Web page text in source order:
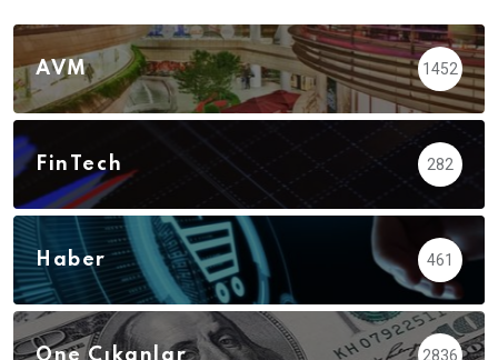
AVM 1452
FinTech 282
Haber 461
Öne Çıkanlar 2836